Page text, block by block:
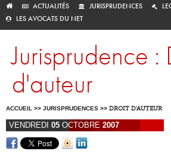
ACTUALITÉS JURISPRUDENCES
LES AVOCATS DU NET
Jurisprudence :
d'auteur
ACCUEIL >> JURISPRUDENCES >> DROIT D'AUTEUR
VENDREDI 05 OCTOBRE 2007